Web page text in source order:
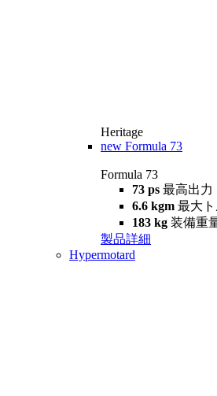
Heritage
new Formula 73
Formula 73
73 ps 最高出力
6.6 kgm 最大ト
183 kg 装備重
製品詳細
Hypermotard